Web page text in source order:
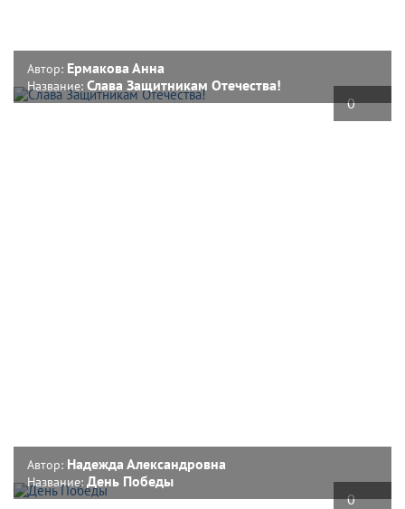
0
Автор: Ермакова Анна
Название: Слава Защитникам Отечества!
0
Автор: Надежда Александровна
Название: День Победы